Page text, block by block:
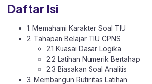
Daftar Isi
1. Memahami Karakter Soal TIU
2. Tahapan Belajar TIU CPNS
2.1 Kuasai Dasar Logika
2.2 Latihan Numerik Bertahap
2.3 Biasakan Soal Analitis
3. Membangun Rutinitas Latihan